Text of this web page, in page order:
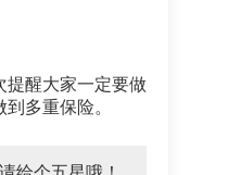
提醒大家一定要做
多重保险。